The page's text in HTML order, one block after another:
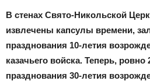
В стенах Свято-Никольской
извлечены капсулы времени,
празднования 10-летия
казачьего войска. Теперь, ровно
празднования 30-летия